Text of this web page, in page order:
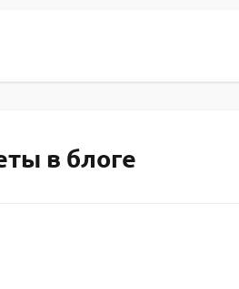
в блоге